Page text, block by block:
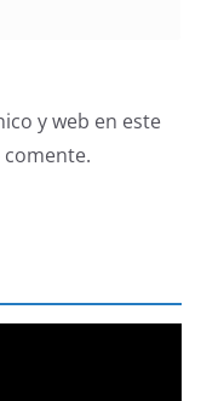
y web en este